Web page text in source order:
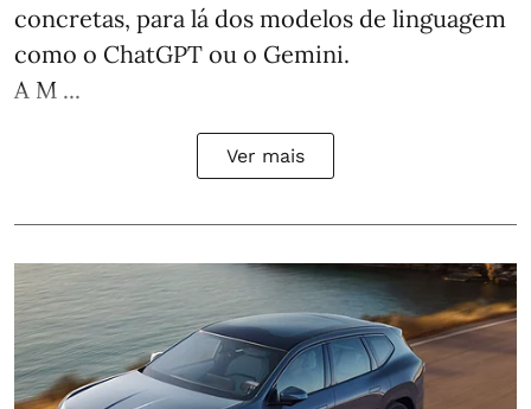
concretas, para lá dos modelos de linguagem
como o ChatGPT ou o Gemini.
A M ...
Ver mais